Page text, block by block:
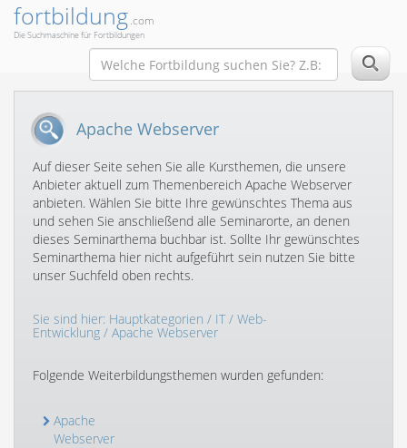
fortbildung.com
Die Suchmaschine für Fortbildungen
Apache Webserver
Auf dieser Seite sehen Sie alle Kursthemen, die unsere
Anbieter aktuell zum Themenbereich Apache Webserver
anbieten. Wählen Sie bitte Ihre gewünschtes Thema aus
und sehen Sie anschließend alle Seminarorte, an denen
dieses Seminarthema buchbar ist. Sollte Ihr gewünschtes
Seminarthema hier nicht aufgeführt sein nutzen Sie bitte
unser Suchfeld oben rechts.
Sie sind hier: Hauptkategorien / IT/ Web-
Entwicklung / Apache Webserver
Folgende Weiterbildungsthemen wurden gefunden:
Apache
Webserver